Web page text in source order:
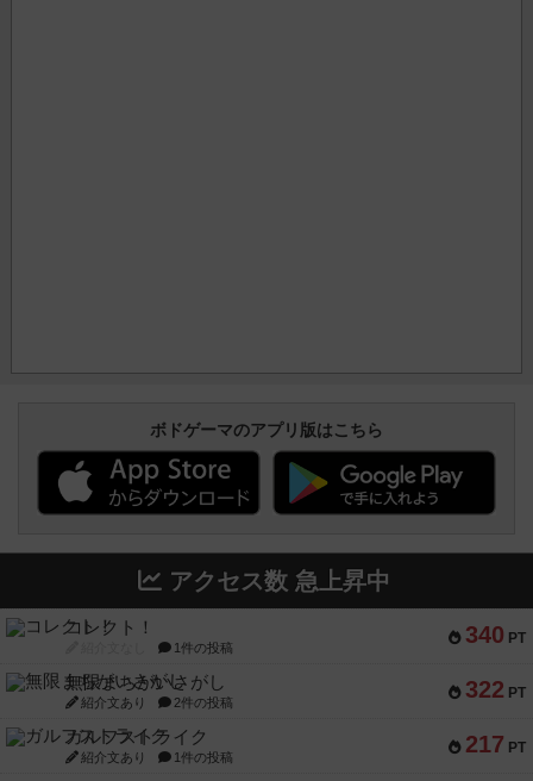
ボドゲーマのアプリ版はこちら
アクセス数 急上昇中
340 PT
コレクト！
1件の投稿
322 PT
無限まちがいさがし
紹介文あり 2件の投稿
217 PT
ガルフストライク
紹介文あり 1件の投稿